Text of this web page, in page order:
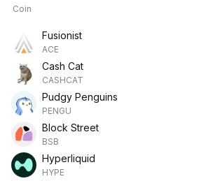
Coin
Fusionist
ACE
Cash Cat
CASHCAT
Pudgy Penguins
PENGU
Block Street
BSB
Hyperliquid
HYPE